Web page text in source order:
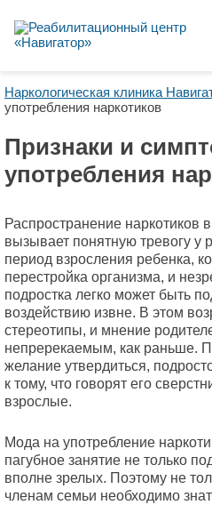
Наркологическая клиника
употребления наркотиков
Признаки и
употребления
Распространение наркотиков
вызывает понятную тревогу у
период взросления ребенка,
перестройка организма, и
подростка легко может быть
воздействию извне. В этом
стереотипы, и мнение
непререкаемым, как раньше.
желание утвердиться,
к тому, что говорят его
взрослые.
Мода на употребление
пагубное занятие не только
вполне зрелых. Поэтому не
членам семьи необходимо